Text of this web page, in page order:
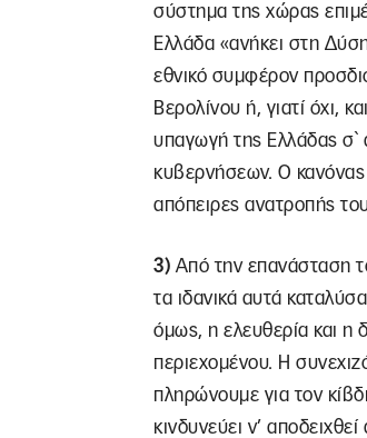
σύστημα της χώρας
Ελλάδα «ανήκει στη
εθνικό συμφέρον
Βερολίνου ή, γιατί όχι,
υπαγωγή της Ελλάδας σ`
κυβερνήσεων. Ο κανόνας
απόπειρες ανατροπής
3) Από την επανάσταση
τα ιδανικά αυτά
όμως, η ελευθερία και η
περιεχομένου. Η
πληρώνουμε για τον
κινδυνεύει ν’